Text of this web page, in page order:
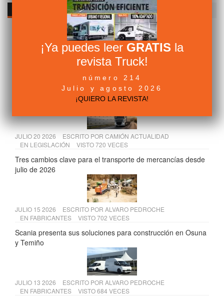
LAS NOTICIAS DE TRANSPORTE MÁS LEÍDAS DEL MES
ESCRITO PORCAMIÓN ACTUALIDAD
Nuevo convenio del transporte de mercancías de Barcelona
JULIO 20 2026 ESCRITO POR CAMIÓN ACTUALIDAD
EN LEGISLACIÓN VISTO 720 VECES
Tres cambios clave para el transporte de mercancías desde
julio de 2026
JULIO 15 2026 ESCRITO POR ALVARO PEDROCHE
EN FABRICANTES VISTO 702 VECES
Scania presenta sus soluciones para construcción en Osuna
y Temiño
JULIO 13 2026 ESCRITO POR ALVARO PEDROCHE
EN FABRICANTES VISTO 684 VECES
¡Ya puedes leer GRATIS la
revista Truck!
número 214
Julio y agosto 2026
¡QUIERO LA REVISTA!